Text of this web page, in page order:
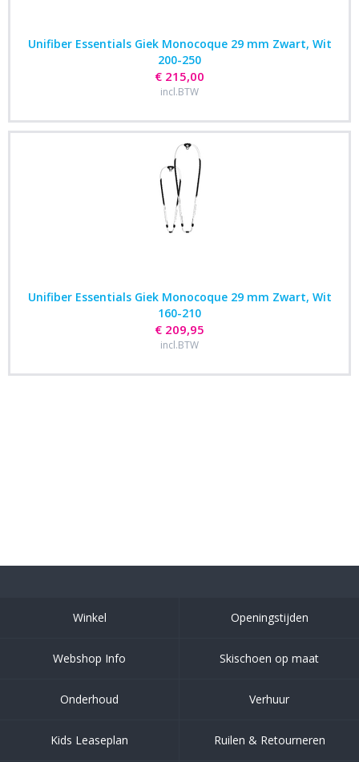
Unifiber Essentials Giek Monocoque 29 mm Zwart, Wit
200-250
€ 215,00
incl.BTW
Unifiber Essentials Giek Monocoque 29 mm Zwart, Wit
160-210
€ 209,95
incl.BTW
Winkel Openingstijden
Webshop Info Skischoen op maat
Onderhoud Verhuur
Kids Leaseplan Ruilen & Retourneren